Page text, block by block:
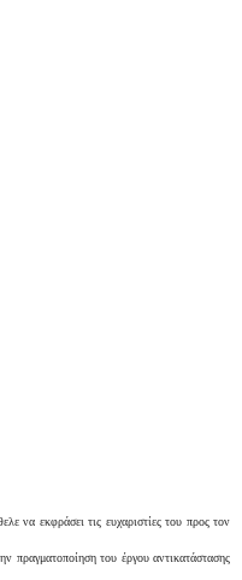
να εκφράσει τις ευχαριστίες του προς τον
πραγματοποίηση του έργου αντικατάστασης